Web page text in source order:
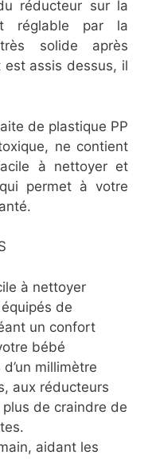
réducteur sur la
réglable par la
solide après
est assis dessus, il
de plastique PP
ne contient
à nettoyer et
permet à votre
à nettoyer
de
un confort
bébé
millimètre
aux réducteurs
de craindre de
aidant les